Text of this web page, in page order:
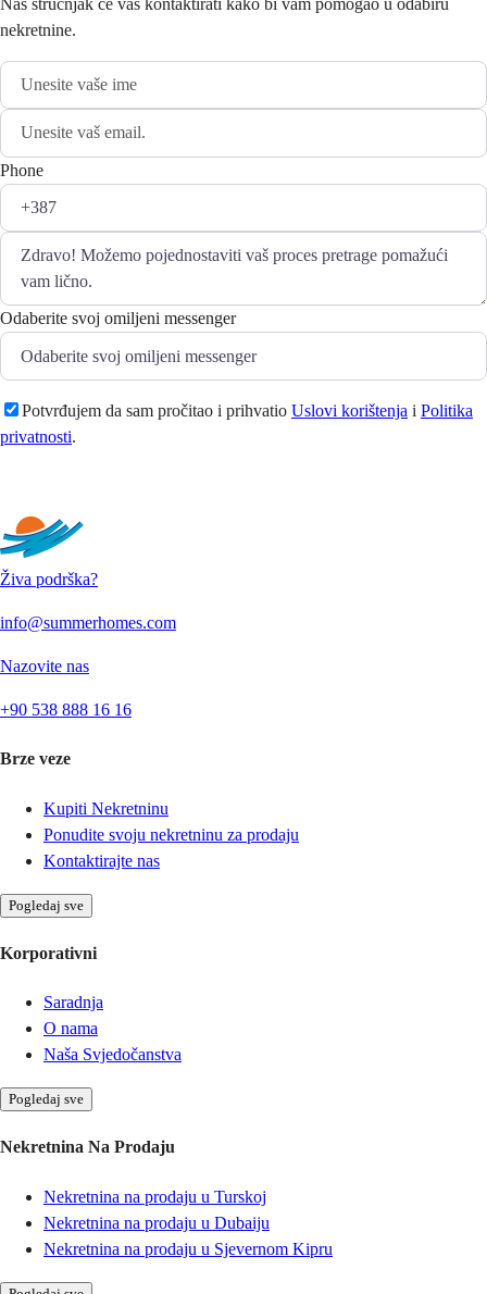
Naš stručnjak će vas kontaktirati kako bi vam pomogao u odabiru
nekretnine.
Phone
Odaberite svoj omiljeni messenger
Potvrđujem da sam pročitao i prihvatio Uslovi korištenja i Politika
privatnosti.
Živa podrška?
info@summerhomes.com
Nazovite nas
+90 538 888 16 16
Brze veze
Kupiti Nekretninu
Ponudite svoju nekretninu za prodaju
Kontaktirajte nas
Pogledaj sve
Korporativni
Saradnja
O nama
Naša Svjedočanstva
Pogledaj sve
Nekretnina Na Prodaju
Nekretnina na prodaju u Turskoj
Nekretnina na prodaju u Dubaiju
Nekretnina na prodaju u Sjevernom Kipru